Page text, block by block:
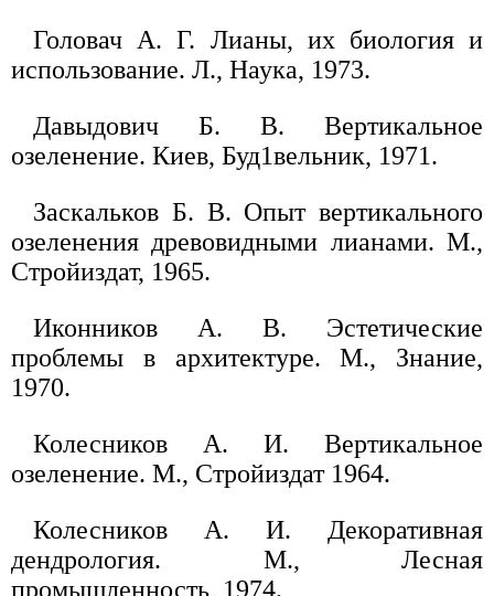
Головач А. Г. Лианы, их биология и
использование. Л., Наука, 1973.
Давыдович Б. В. Вертикальное
озеленение. Киев, Буд1вельник, 1971.
Заскальков Б. В. Опыт вертикального
озеленения древовидными лианами. М.,
Стройиздат, 1965.
Иконников А. В. Эстетические
проблемы в архитектуре. М., Знание,
1970.
Колесников А. И. Вертикальное
озеленение. М., Стройиздат 1964.
Колесников А. И. Декоративная
дендрология. М., Лесная
промышленность, 1974.